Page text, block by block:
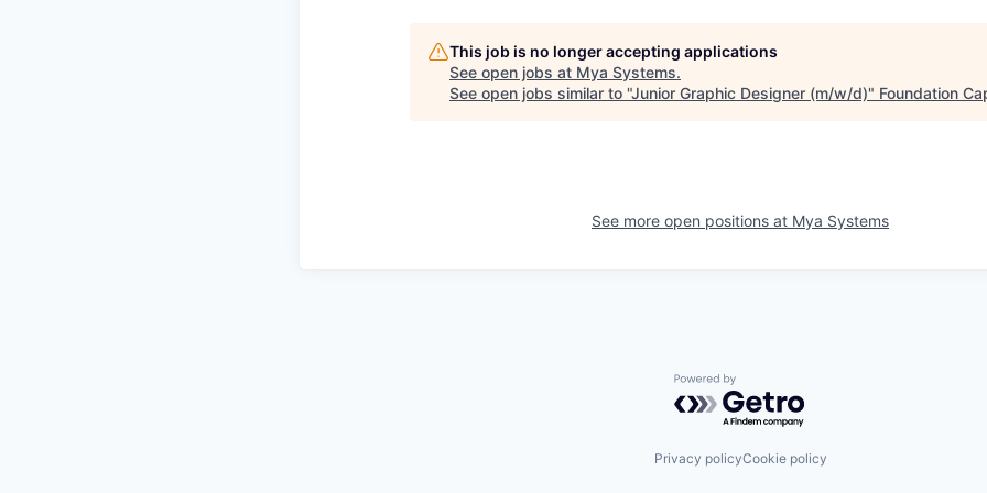
This job is no longer accepting applications
See open jobs at Mya Systems.
See open jobs similar to "Junior Graphic Designer (m/w/d)" Foundation
See more open positions at Mya Systems
Powered by Getro.com
Privacy policyCookie policy